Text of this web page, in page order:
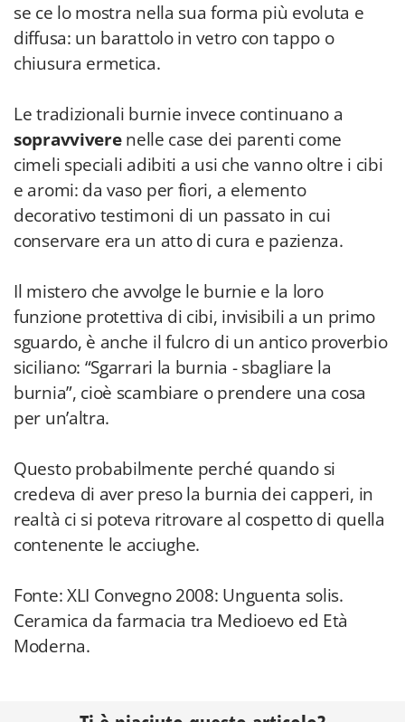
se ce lo mostra nella sua forma più evoluta e
diffusa: un barattolo in vetro con tappo o
chiusura ermetica.
Le tradizionali burnie invece continuano a
sopravviverenelle case dei parenti come
cimeli speciali adibiti a usi che vanno oltre i cibi
e aromi: da vaso per fiori, a elemento
decorativo testimoni di un passato in cui
conservare era un atto di cura e pazienza.
Il mistero che avvolge le burnie e la loro
funzione protettiva di cibi, invisibili a un primo
sguardo, è anche il fulcro di un antico proverbio
siciliano: “Sgarrari la burnia - sbagliare la
burnia”, cioè scambiare o prendere una cosa
per un’altra.
Questo probabilmente perché quando si
credeva di aver preso la burnia dei capperi, in
realtà ci si poteva ritrovare al cospetto di quella
contenente le acciughe.
Fonte: XLI Convegno 2008: Unguenta solis.
Ceramica da farmacia tra Medioevo ed Età
Moderna.